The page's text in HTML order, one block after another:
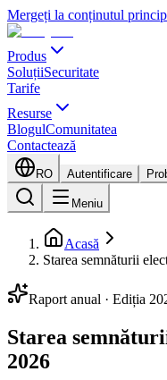
Mergeți la conținutul
Produs
SoluțiiSecuritate
Tarife
Resurse
BlogulComunitatea
Contactează
RO Autentificare
Meniu
Acasă
Starea semnăturii
Raport anual · Ediția
Starea
2026